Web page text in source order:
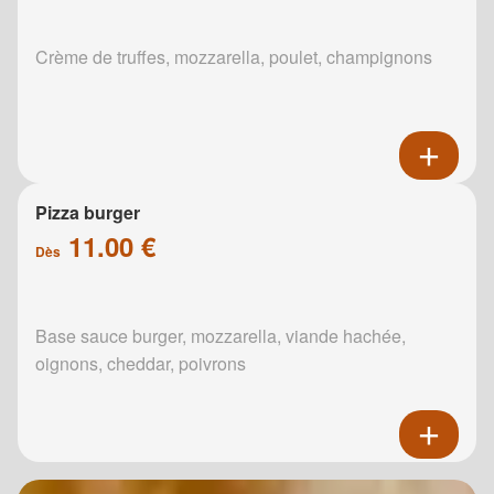
Crème de truffes, mozzarella, poulet, champignons
Pizza burger
Dès 11.00 €
Base sauce burger, mozzarella, viande hachée,
oignons, cheddar, poivrons